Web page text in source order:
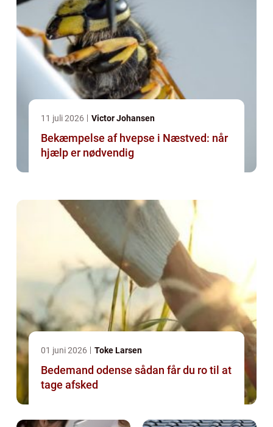
11 juli 2026 Victor Johansen
Bekæmpelse af hvepse i Næstved: når
hjælp er nødvendig
01 juni 2026 Toke Larsen
Bedemand odense sådan får du ro til at
tage afsked